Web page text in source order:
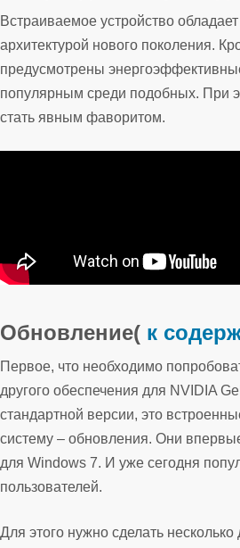
Встраиваемое устройство
архитектурой нового поколения.
предусмотрены
популярным среди подобных. При
стать явным фаворитом.
Обновление( к
Первое, что необходимо
другого обеспечения для NVIDIA
стандартной версии, это
систему – обновления. Они
для Windows 7. И уже сегодня
пользователей.
Для этого нужно сделать несколько